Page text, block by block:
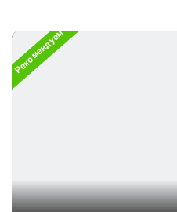
Рекомендуем